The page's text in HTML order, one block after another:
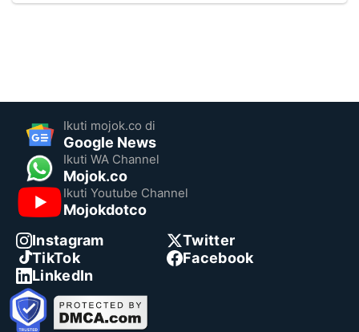
Ikuti mojok.co di
Google News
Ikuti WA Channel
Mojok.co
Ikuti Youtube Channel
Mojokdotco
Instagram
Twitter
TikTok
Facebook
LinkedIn